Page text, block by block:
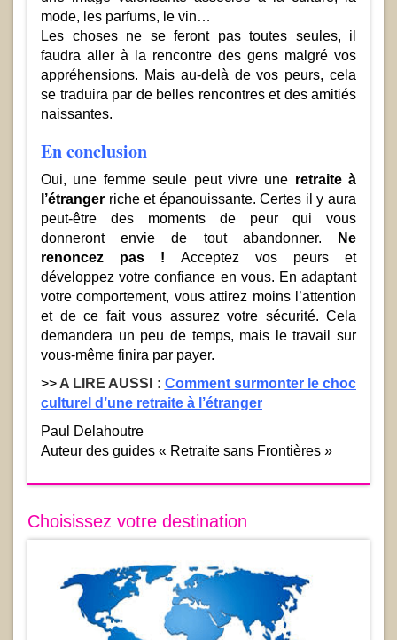
mode, les parfums, le vin…
Les choses ne se feront pas toutes seules, il
faudra aller à la rencontre des gens malgré vos
appréhensions. Mais au-delà de vos peurs, cela
se traduira par de belles rencontres et des amitiés
naissantes.
En conclusion
Oui, une femme seule peut vivre une retraite à
l’étranger riche et épanouissante. Certes il y aura
peut-être des moments de peur qui vous
donneront envie de tout abandonner.
Ne
renoncez pas ! Acceptez vos peurs et
développez votre confiance en vous. En adaptant
votre comportement, vous attirez moins l’attention
et de ce fait vous assurez votre sécurité. Cela
demandera un peu de temps, mais le travail sur
vous-même finira par payer.
>> A LIRE AUSSI : Comment surmonter le choc
culturel d’une retraite à l’étranger
Paul Delahoutre
Auteur des guides « Retraite sans Frontières »
Choisissez votre destination